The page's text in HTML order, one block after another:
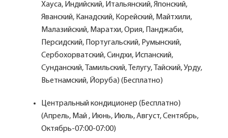
Хауса, Индийский, Итальянский, Японский,
Яванский, Канадский, Корейский, Майтхили,
Малазийский, Маратхи, Ория, Панджаби,
Персидский, Португальский, Румынский,
Сербохорватский, Синдхи, Испанский,
Сунданский, Тамильский, Телугу, Тайский, Урду,
Вьетнамский, Йоруба) (Бесплатно)
Центральный кондиционер (Бесплатно)
(Апрель, Май , Июнь, Июль, Август, Сентябрь,
Октябрь-07:00-07:00)